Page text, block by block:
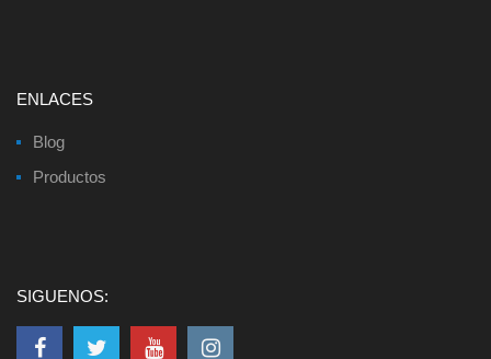
ENLACES
Blog
Productos
SIGUENOS: